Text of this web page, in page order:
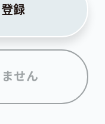
録
せん